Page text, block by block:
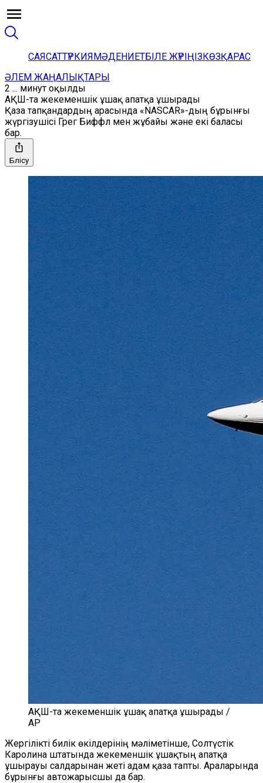
САЯСАТТҮРКИЯМӘДЕНИЕТБІЛЕ ЖҮРІҢІЗКӨЗҚАРАС
ӘЛЕМ ЖАҢАЛЫҚТАРЫ
2 ... минут оқылды
АҚШ-та жекеменшік ұшақ апатқа ұшырады
Қаза тапқандардың арасында «NASCAR»-дың бұрынғы
жүргізушісі Грег Биффл мен жұбайы және екі баласы
бар.
Бөлісу
АҚШ-та жекеменшік ұшақ апатқа ұшырады /
AP
Жергілікті билік өкілдерінің мәліметінше, Солтүстік
Каролина штатында жекеменшік ұшақтың апатқа
ұшырауы салдарынан жеті адам қаза тапты. Араларында
бұрынғы автожарысшы да бар.